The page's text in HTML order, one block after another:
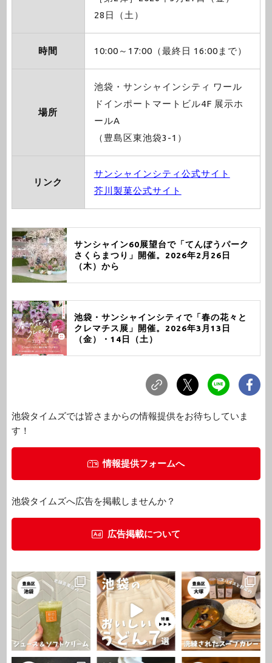
28日（土）
時間 10:00～17:00（最終日 16:00まで）
場所
池袋・サンシャインシティ ワール
ドインポートマートビル4F 展示ホ
ールA
（豊島区東池袋3-1）
リンク
サンシャインシティ公式サイト
芥川製菓公式サイト
サンシャイン60展望台で「てんぼうパーク
さくらまつり」開催。2026年2月26日
（木）から
池袋・サンシャインシティで「春の花々と
クレマチス展」開催。2026年3月13日
（金）・14日（土）
池袋タイムズでは皆さまからの情報提供をお待ちしていま
す！
情報提供フォームへ
池袋タイムズへ広告を掲載しませんか？
広告掲載について